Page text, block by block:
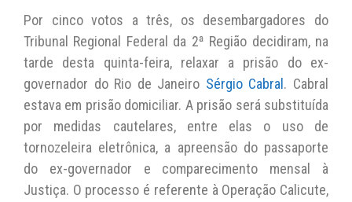
Por cinco votos a três, os desembargadores do
Tribunal Regional Federal da 2ª Região decidiram, na
tarde desta quinta-feira, relaxar a prisão do ex-
governador do Rio de Janeiro Sérgio Cabral . Cabral
estava em prisão domiciliar. A prisão será substituída
por medidas cautelares, entre elas o uso de
tornozeleira eletrônica, a apreensão do passaporte
do ex-governador e comparecimento mensal à
Justiça. O processo é referente à Operação Calicute,